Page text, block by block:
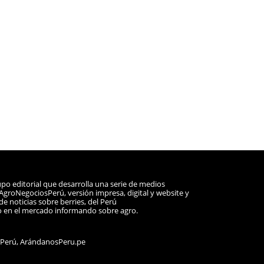
editorial que desarrolla una serie de medios
versión impresa, digital y website y
noticias sobre berries, del Perú
en el mercado informando sobre agro.
ArándanosPeru.pe